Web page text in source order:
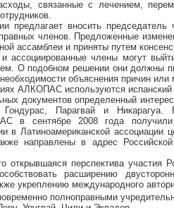
связанные с лечением,
предлагает вносить
членов. Предложенные
ассамблеи и приняты путем
ассоциированные члены могут
О подобном решении они должны
объяснения причин или
АЛКОПАС используются испанский
документов определенный
Парагвай и Никарагуа.
в сентябре 2008 года
Латиноамериканской ассоциации
направлены в адрес
открывшаяся перспектива
расширению
укреплению международного
полноправными